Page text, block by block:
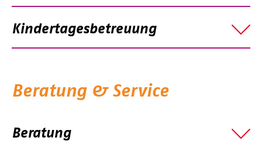
Kindertagesbetreuung
Beratung & Service
Beratung